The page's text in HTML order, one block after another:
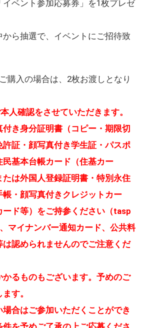
イベント参加応募券」を1枚プレゼ
から抽選で、イベントにご招待致
購入の場合は、2枚お渡しとなり
人確認をさせていただきます。
き身分証明書（コピー・期限切
証・顔写真付き学生証・パスポ
基本台帳カード（住基カー
たは外国人登録証明書・特別永住
・顔写真付きクレジットカー
ード等）をご持参ください（tasp
マイナンバー通知カード、公共料
認められませんのでご注意くだ
るものもございます。予めのご
す。
合はご参加いただくことができ